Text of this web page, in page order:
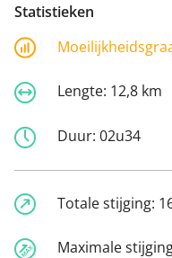
Statistieken
Lengte: 12,8 km
Duur: 02u34
Totale stijging:
Maximale